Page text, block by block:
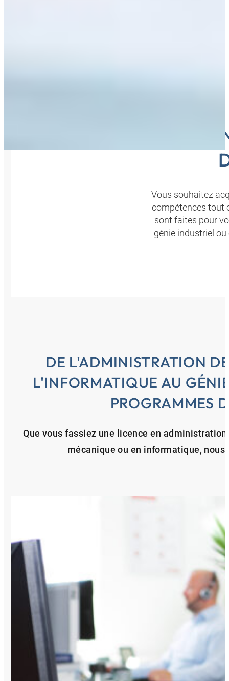
Vous souhaitez
compétences tout
sont faites pour
génie industriel
DE L'ADMINISTRATION
L'INFORMATIQUE AU
PROGRAMMES
Que vous fassiez une licence en
mécanique ou en informatique,